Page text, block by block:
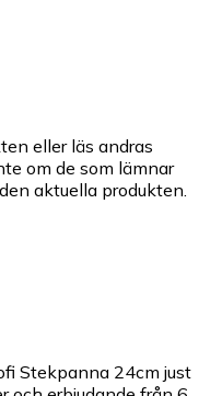
eller läs andras
om de som lämnar
aktuella produkten.
Stekpanna 24cm just